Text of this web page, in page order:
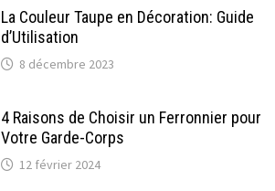
La Couleur Taupe en Décoration: Guide
d’Utilisation
8 décembre 2023
4 Raisons de Choisir un Ferronnier pour
Votre Garde-Corps
12 février 2024